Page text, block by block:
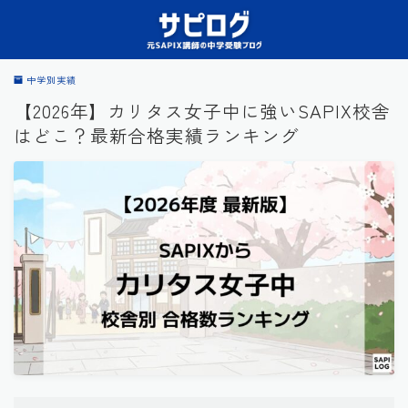
中学別実績
【2026年】カリタス女子中に強いSAPIX校舎
はどこ？最新合格実績ランキング